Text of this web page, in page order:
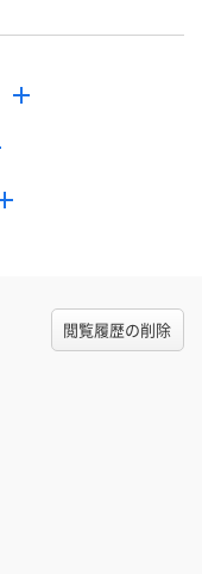
閲覧履歴の削除